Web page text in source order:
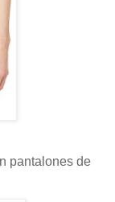
pantalones de